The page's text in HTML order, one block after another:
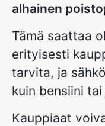
alhainen
Tämä saattaa
erityisesti
tarvita, ja
kuin bensiini tai
Kauppiaat